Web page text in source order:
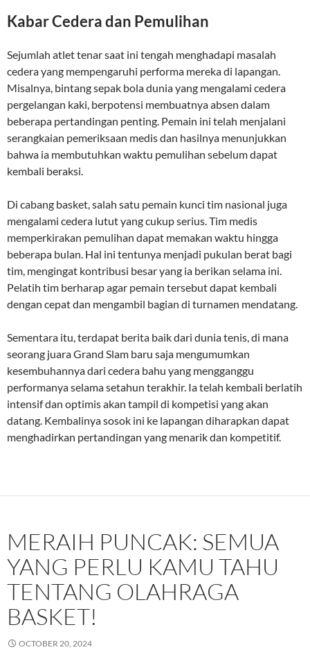
Kabar Cedera dan Pemulihan
Sejumlah atlet tenar saat ini tengah menghadapi masalah
cedera yang mempengaruhi performa mereka di lapangan.
Misalnya, bintang sepak bola dunia yang mengalami cedera
pergelangan kaki, berpotensi membuatnya absen dalam
beberapa pertandingan penting. Pemain ini telah menjalani
serangkaian pemeriksaan medis dan hasilnya menunjukkan
bahwa ia membutuhkan waktu pemulihan sebelum dapat
kembali beraksi.
Di cabang basket, salah satu pemain kunci tim nasional juga
mengalami cedera lutut yang cukup serius. Tim medis
memperkirakan pemulihan dapat memakan waktu hingga
beberapa bulan. Hal ini tentunya menjadi pukulan berat bagi
tim, mengingat kontribusi besar yang ia berikan selama ini.
Pelatih tim berharap agar pemain tersebut dapat kembali
dengan cepat dan mengambil bagian di turnamen mendatang.
Sementara itu, terdapat berita baik dari dunia tenis, di mana
seorang juara Grand Slam baru saja mengumumkan
kesembuhannya dari cedera bahu yang mengganggu
performanya selama setahun terakhir. Ia telah kembali berlatih
intensif dan optimis akan tampil di kompetisi yang akan
datang. Kembalinya sosok ini ke lapangan diharapkan dapat
menghadirkan pertandingan yang menarik dan kompetitif.
MERAIH PUNCAK: SEMUA
YANG PERLU KAMU TAHU
TENTANG OLAHRAGA
BASKET!
OCTOBER 20, 2024